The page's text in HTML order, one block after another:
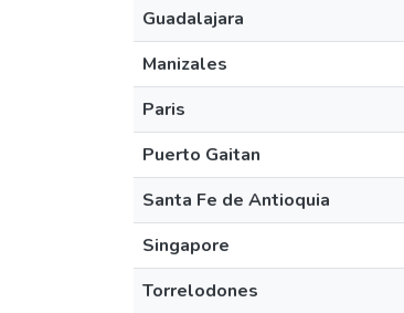
Guadalajara
Manizales
Paris
Puerto Gaitan
Santa Fe de Antioquia
Singapore
Torrelodones